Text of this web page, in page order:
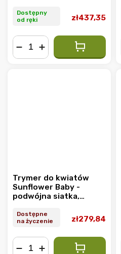
Dostępny
od ręki
zł437,35
Trymer do kwiatów
Sunflower Baby -
podwójna siatka,
Dostępne
na życzenie
zł279,84